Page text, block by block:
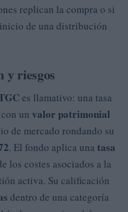
replican la compra o si
de una distribución
y riesgos
es llamativo: una tasa
un valor patrimonial
de mercado rondando su
. El fondo aplica una tasa
los costes asociados a la
activa. Su calificación
dentro de una categoría